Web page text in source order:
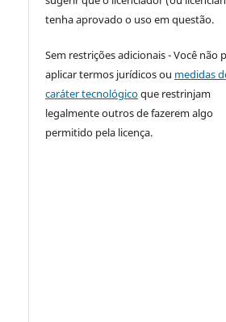
tenha aprovado o uso em questão.
Sem restrições adicionais - Você não
aplicar termos jurídicos ou medidas
caráter tecnológicoque restrinjam
legalmente outros de fazerem algo
permitido pela licença.